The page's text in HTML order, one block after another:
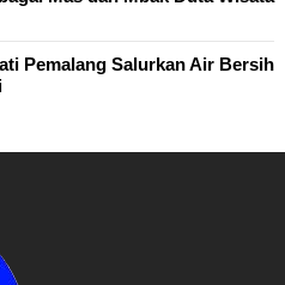
Pemalang Salurkan Air Bersih